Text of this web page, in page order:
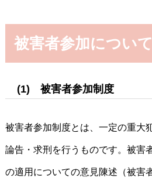
被害者参加につい
(1) 被害者参加制度
被害者参加制度とは、一定の重大
論告・求刑を行うものです。被害
の適用についての意見陳述（被害